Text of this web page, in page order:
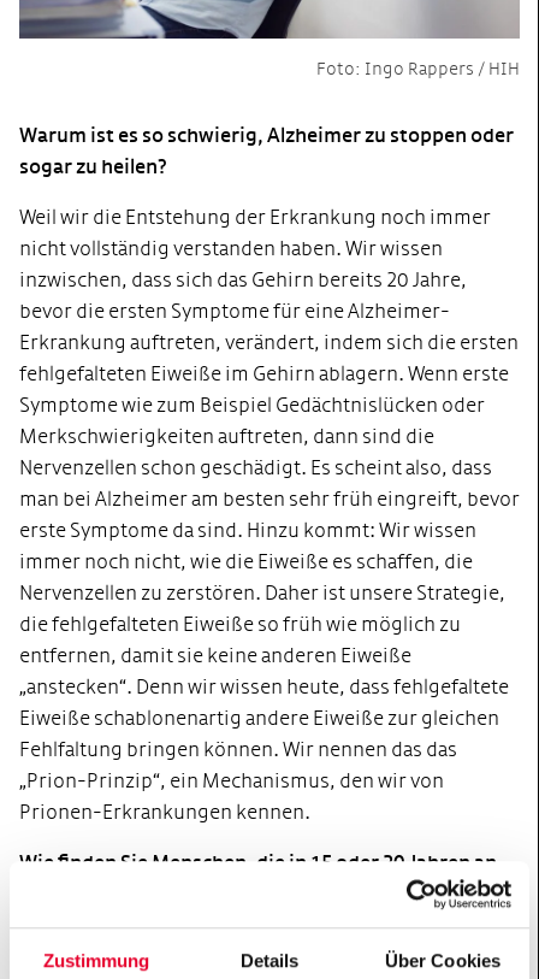
Zustimmung Details Über Cookies
Foto: Ingo Rappers / HIH
Warum ist es so schwierig, Alzheimer zu stoppen oder
sogar zu heilen?
Weil wir die Entstehung der Erkrankung noch immer
nicht vollständig verstanden haben. Wir wissen
inzwischen, dass sich das Gehirn bereits 20 Jahre,
bevor die ersten Symptome für eine Alzheimer-
Erkrankung auftreten, verändert, indem sich die ersten
fehlgefalteten Eiweiße im Gehirn ablagern. Wenn erste
Symptome wie zum Beispiel Gedächtnislücken oder
Merkschwierigkeiten auftreten, dann sind die
Nervenzellen schon geschädigt. Es scheint also, dass
man bei Alzheimer am besten sehr früh eingreift, bevor
erste Symptome da sind. Hinzu kommt: Wir wissen
immer noch nicht, wie die Eiweiße es schaffen, die
Nervenzellen zu zerstören. Daher ist unsere Strategie,
die fehlgefalteten Eiweiße so früh wie möglich zu
entfernen, damit sie keine anderen Eiweiße
„anstecken“. Denn wir wissen heute, dass fehlgefaltete
Eiweiße schablonenartig andere Eiweiße zur gleichen
Fehlfaltung bringen können. Wir nennen das das
„Prion-Prinzip“, ein Mechanismus, den wir von
Prionen-Erkrankungen kennen.
Wie finden Sie Menschen, die in 15 oder 20 Jahren an
Wir koordinieren hier in Tübingen die DIAN-Studie für